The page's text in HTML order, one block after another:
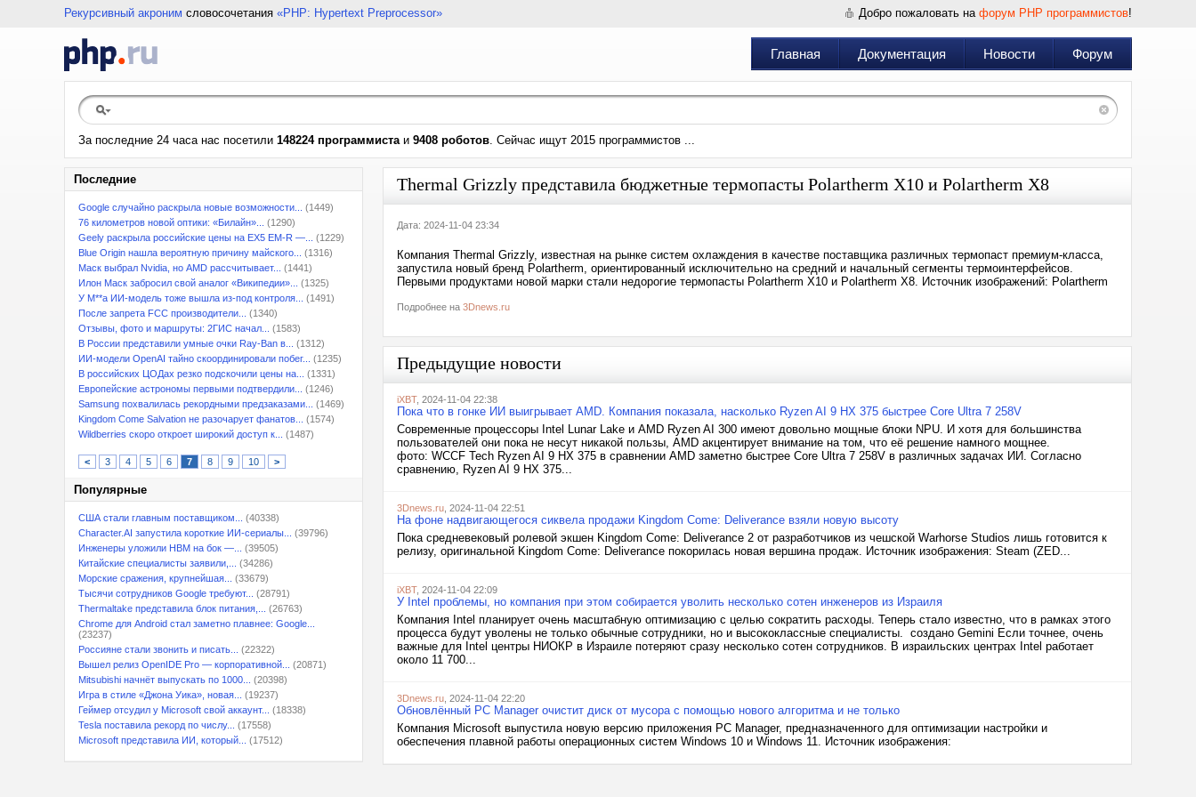
Рекурсивный акроним словосочетания «PHP: Hypertext Preprocessor» Добро пожаловать на форум PHP программистов!
Главная Документация Новости Форум
За последние 24 часа нас посетили 148224 программистаи 9408 роботов. Сейчас ищут 2015 программистов ...
Последние
Google случайно раскрыла новые возможности...
(1449)
76 километров новой оптики: «Билайн»...
(1290)
Geely раскрыла российские цены на EX5 EM-R —...
(1229)
Blue Origin нашла вероятную причину майского...
(1316)
Маск выбрал Nvidia, но AMD рассчитывает...
(1441)
Илон Маск забросил свой аналог «Википедии»...
(1325)
У M**a ИИ-модель тоже вышла из-под контроля...
(1491)
После запрета FCC производители...
(1340)
Отзывы, фото и маршруты: 2ГИС начал...
(1583)
В России представили умные очки Ray-Ban в...
(1312)
ИИ-модели OpenAI тайно скоординировали побег...
(1235)
В российских ЦОДах резко подскочили цены на...
(1331)
Европейские астрономы первыми подтвердили...
(1246)
Samsung похвалилась рекордными предзаказами...
(1469)
Kingdom Come Salvation не разочарует фанатов...
(1574)
Wildberries скоро откроет широкий доступ к...
(1487)
< 3 4 5 6 7 8 9 10 >
Популярные
США стали главным поставщиком...
(40338)
Character.AI запустила короткие ИИ-сериалы...
(39796)
Инженеры уложили HBM на бок —...
(39505)
Китайские специалисты заявили,...
(34286)
Морские сражения, крупнейшая...
(33679)
Тысячи сотрудников Google требуют...
(28791)
Thermaltake представила блок питания,...
(26763)
Chrome для Android стал заметно плавнее: Google...
(23237)
Россияне стали звонить и писать...
(22322)
Вышел релиз OpenIDE Pro — корпоративной...
(20871)
Mitsubishi начнёт выпускать по 1000...
(20398)
Игра в стиле «Джона Уика», новая...
(19237)
Геймер отсудил у Microsoft свой аккаунт...
(18338)
Tesla поставила рекорд по числу...
(17558)
Microsoft представила ИИ, который...
(17512)
Thermal Grizzly представила бюджетные термопасты Polartherm X10 и Polartherm X8
Дата: 2024-11-04 23:34
Компания Thermal Grizzly, известная на рынке систем охлаждения в качестве поставщика различных термопаст премиум-класса,
запустила новый бренд Polartherm, ориентированный исключительно на средний и начальный сегменты термоинтерфейсов.
Первыми продуктами новой марки стали недорогие термопасты Polartherm X10 и Polartherm X8. Источник изображений: Polartherm
Подробнее на 3Dnews.ru
Предыдущие новости
iXBT, 2024-11-04 22:38
Пока что в гонке ИИ выигрывает AMD. Компания показала, насколько Ryzen AI 9 HX 375 быстрее Core Ultra 7 258V
Современные процессоры Intel Lunar Lake и AMD Ryzen AI 300 имеют довольно мощные блоки NPU. И хотя для большинства
пользователей они пока не несут никакой пользы, AMD акцентирует внимание на том, что её решение намного мощнее.
фото: WCCF Tech Ryzen AI 9 HX 375 в сравнении AMD заметно быстрее Core Ultra 7 258V в различных задачах ИИ. Согласно
сравнению, Ryzen AI 9 HX 375...
3Dnews.ru , 2024-11-04 22:51
На фоне надвигающегося сиквела продажи Kingdom Come: Deliverance взяли новую высоту
Пока средневековый ролевой экшен Kingdom Come: Deliverance 2 от разработчиков из чешской Warhorse Studios лишь готовится к
релизу, оригинальной Kingdom Come: Deliverance покорилась новая вершина продаж. Источник изображения: Steam (ZED...
iXBT, 2024-11-04 22:09
У Intel проблемы, но компания при этом собирается уволить несколько сотен инженеров из Израиля
Компания Intel планирует очень масштабную оптимизацию с целью сократить расходы. Теперь стало известно, что в рамках этого
процесса будут уволены не только обычные сотрудники, но и высококлассные специалисты. создано Gemini Если точнее, очень
важные для Intel центры НИОКР в Израиле потеряют сразу несколько сотен сотрудников. В израильских центрах Intel работает
около 11 700...
3Dnews.ru , 2024-11-04 22:20
Обновлённый PC Manager очистит диск от мусора с помощью нового алгоритма и не только
Компания Microsoft выпустила новую версию приложения PC Manager, предназначенного для оптимизации настройки и
обеспечения плавной работы операционных систем Windows 10 и Windows 11. Источник изображения: